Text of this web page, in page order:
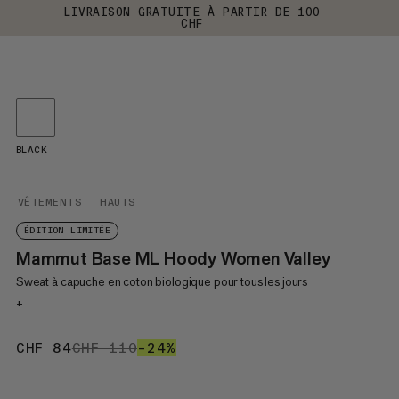
LIVRAISON GRATUITE À PARTIR DE 100
CHF
VÊTEMENTS HAUTS
ÉDITION LIMITÉE
Mammut Base ML Hoody Women Valley
Sweat à capuche en coton biologique pour tous les jours
+
CHF 84CHF 84
CHF 110CHF 110
–24%
BLACK